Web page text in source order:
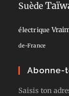
Suède
électrique
de-France
Abonne-
Saisis ton